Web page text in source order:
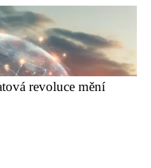
revoluce mění